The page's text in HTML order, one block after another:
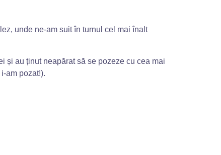
unde ne-am suit în turnul cel mai înalt
și au ținut neapărat să se pozeze cu cea mai
am pozat!).